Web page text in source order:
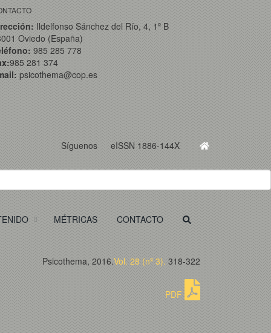
Ildelfonso Sánchez del Río, 4, 1º B
Oviedo (España)
985 285 778
985 281 374
psicothema@cop.es
Síguenos eISSN 1886-144X
MÉTRICAS CONTACTO
Psicothema, 2016.Vol. 28 (nº 3). 318-322
PDF